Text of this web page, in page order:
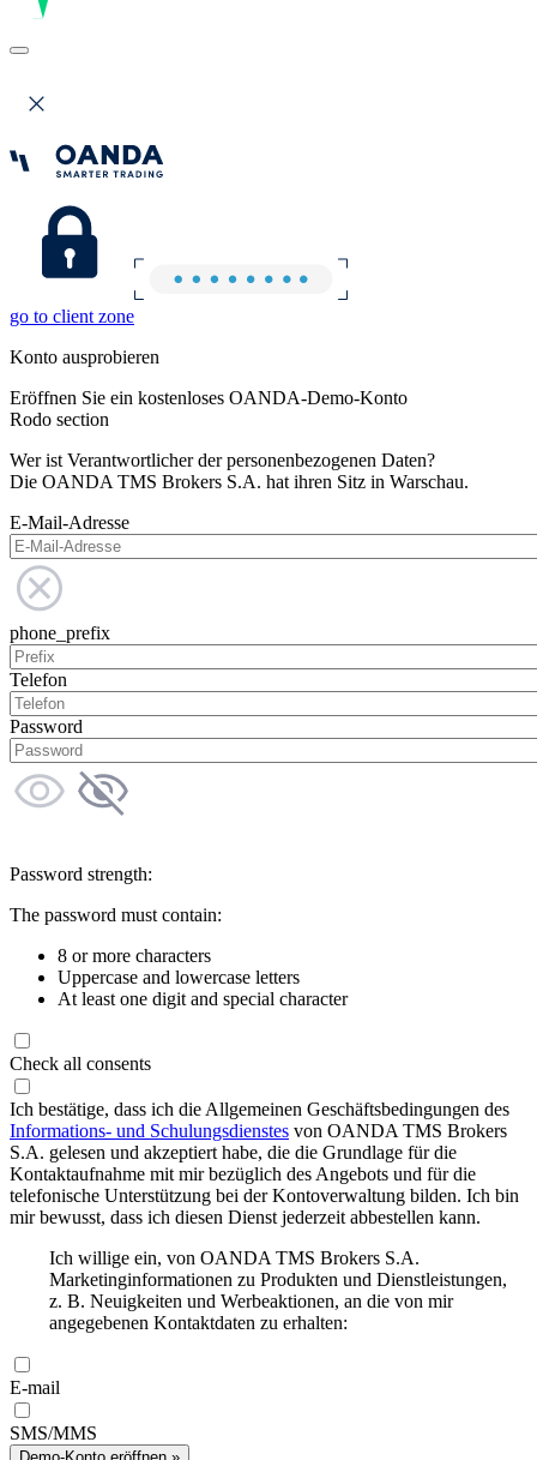
go to client zone
Konto ausprobieren
Eröffnen Sie ein kostenloses OANDA-Demo-Konto
Rodo section
Wer ist Verantwortlicher der personenbezogenen Daten?
Die OANDA TMS Brokers S.A. hat ihren Sitz in Warschau.
E-Mail-Adresse
phone_prefix
Telefon
Password
Password strength:
The password must contain:
8 or more characters
Uppercase and lowercase letters
At least one digit and special character
Check all consents
Ich bestätige, dass ich die Allgemeinen Geschäftsbedingungen des
Informations- und Schulungsdienstes von OANDA TMS Brokers
S.A. gelesen und akzeptiert habe, die die Grundlage für die
Kontaktaufnahme mit mir bezüglich des Angebots und für die
telefonische Unterstützung bei der Kontoverwaltung bilden. Ich bin
mir bewusst, dass ich diesen Dienst jederzeit abbestellen kann.
Ich willige ein, von OANDA TMS Brokers S.A.
Marketinginformationen zu Produkten und Dienstleistungen,
z. B. Neuigkeiten und Werbeaktionen, an die von mir
angegebenen Kontaktdaten zu erhalten:
E-mail
SMS/MMS